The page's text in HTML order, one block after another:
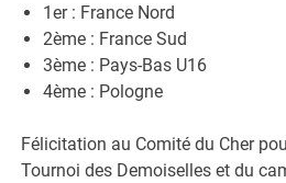
1er : France Nord
2ème : France Sud
3ème : Pays-Bas U16
4ème : Pologne
Félicitation au Comité du Cher
Tournoi des Demoiselles et du